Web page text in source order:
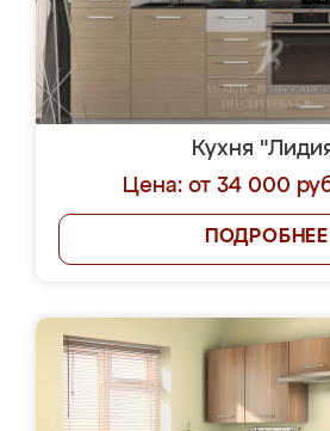
Кухня
Цена: от 34 000
ПОДРОБНЕЕ